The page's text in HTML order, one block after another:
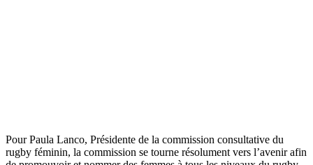
Pour Paula Lanco, Présidente de la commission consultative du
rugby féminin, la commission se tourne résolument vers l’avenir afin